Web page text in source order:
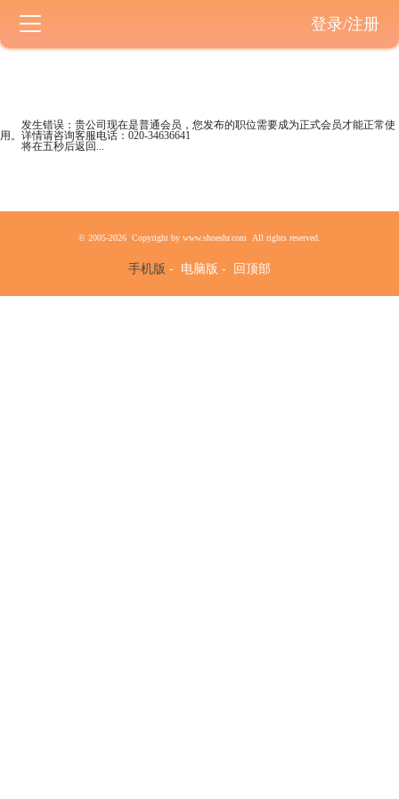
登录/注册
发生错误：贵公司现在是普通会员 ，您发布的职位需要成为正式会员才能正常使
用。详情请咨询客服电话： 020-34636641
将在五秒后返回...
© 2005-2026 Copyright by www.shoeshr.com All rights reserved.
手机版 - 电脑版 - 回顶部